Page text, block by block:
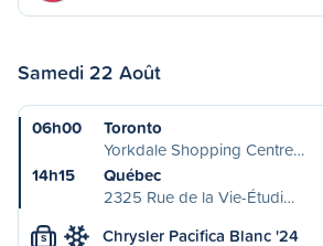
Samedi 22 Août
06h00
Toronto
Yorkdale Shopping Centre…
14h15
Québec
2325 Rue de la Vie-Étudi…
S Chrysler Pacifica Blanc '24